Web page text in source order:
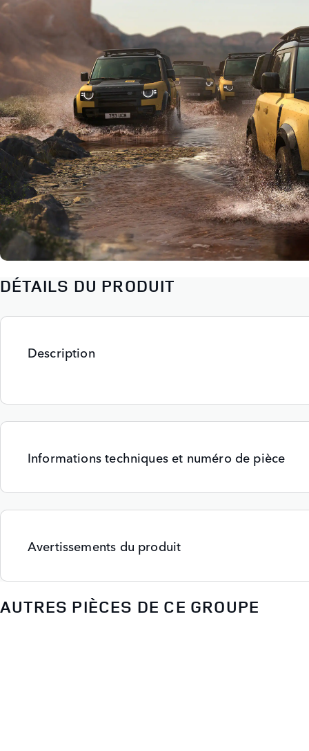
DÉTAILS DU PRODUIT
Description
Informations techniques et numéro de pièce
Avertissements du produit
AUTRES PIÈCES DE CE GROUPE